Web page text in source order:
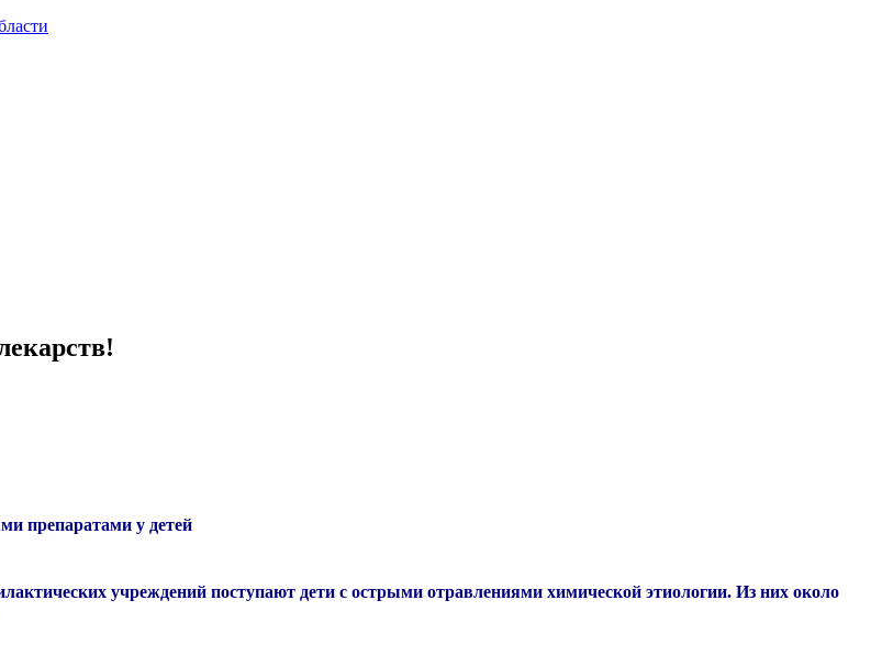
препаратами у детей
учреждений поступают дети с острыми отравлениями химической этиологии. Из них около